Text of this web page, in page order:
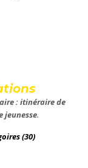
: itinéraire de
jeunesse.
(30)